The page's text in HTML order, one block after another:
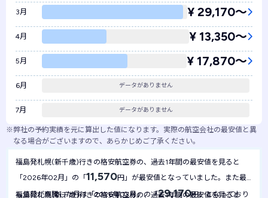
3月 ¥ 29,170〜
4月 ¥ 13,350〜
5月 ¥ 17,870〜
6月 データがありません
7月 データがありません
※弊社の予約実績を元に算出した値になります。実際の航空会社の最安値と異
なる場合がございますので、あらかじめご了承ください。
福島発札幌(新千歳)行きの格安航空券の、過去1年間の最安値を見ると
「2026年02月」の「 11,570円」が最安値となっていました。また最
も値段が高騰した月は「2026年03月」の「29,170円」となっており
福島発札幌(新千歳)行きの格安航空券の、過去1年間の最安値を見ると